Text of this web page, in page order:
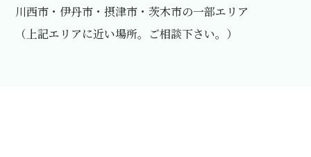
川西市・伊丹市・摂津市・茨木市の一部エリア
（上記エリアに近い場所。ご相談下さい。）